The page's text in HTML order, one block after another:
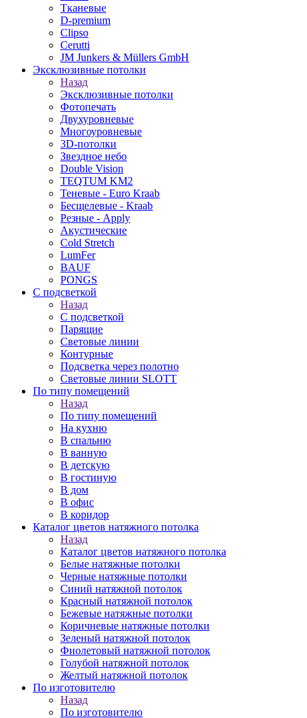
Тканевые
D-premium
Clipso
Cerutti
JM Junkers & Müllers GmbH
Эксклюзивные потолки
Назад
Эксклюзивные потолки
Фотопечать
Двухуровневые
Многоуровневые
3D-потолки
Звездное небо
Double Vision
TEQTUM KM2
Теневые - Euro Kraab
Бесщелевые - Kraab
Резные - Apply
Акустические
Cold Stretch
LumFer
BAUF
PONGS
С подсветкой
Назад
С подсветкой
Парящие
Световые линии
Контурные
Подсветка через полотно
Световые линии SLOTT
По типу помещений
Назад
По типу помещений
На кухню
В спальню
В ванную
В детскую
В гостиную
В дом
В офис
В коридор
Каталог цветов натяжного потолка
Назад
Каталог цветов натяжного потолка
Белые натяжные потолки
Черные натяжные потолки
Синий натяжной потолок
Красный натяжной потолок
Бежевые натяжные потолки
Коричневые натяжные потолки
Зеленый натяжной потолок
Фиолетовый натяжной потолок
Голубой натяжной потолок
Желтый натяжной потолок
По изготовителю
Назад
По изготовителю